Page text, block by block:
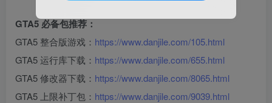
GTA5 必备包推荐：
GTA5 整合版游戏： https://www.danjile.com/105.html
GTA5 运行库下载： https://www.danjile.com/655.html
GTA5 修改器下载： https://www.danjile.com/8065.html
GTA5 上限补丁包： https://www.danjile.com/9039.html